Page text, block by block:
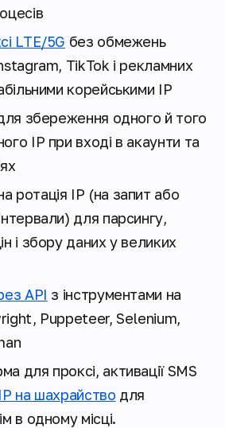
LTE/5G без обмежень
TikTok і рекламних
корейськими IP
для збереження одного й того
IP при вході в акаунти та
ротація IP (на запит або
для парсингу,
і збору даних у великих
API з інструментами на
Puppeteer, Selenium,
для проксі, активації SMS
на шахрайство для
в одному місці.